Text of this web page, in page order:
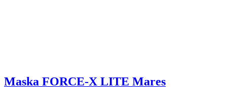
Maska FORCE-X LITE Mares